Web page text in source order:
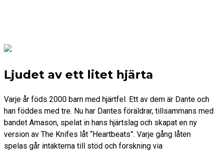
Ljudet av ett litet hjärta
Varje år föds 2000 barn med hjärtfel. Ett av dem är Dante och
han föddes med tre. Nu har Dantes föräldrar, tillsammans med
bandet Amason, spelat in hans hjärtslag och skapat en ny
version av The Knifes låt “Heartbeats”. Varje gång låten
spelas går intäkterna till stöd och forskning via